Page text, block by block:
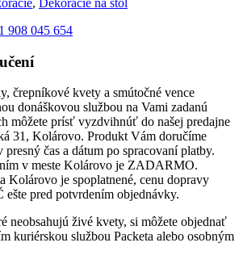
908 045 654
črepníkové kvety a smútočné vence
donáškovou službou na Vami zadanú
môžete prísť vyzdvihnúť do našej predajne
31, Kolárovo. Produkt Vám doručíme
čas a dátum po spracovaní platby.
v meste Kolárovo je ZADARMO.
Kolárovo je spoplatnené, cenu dopravy
ešte pred potvrdením objednávky.
neobsahujú živé kvety, si môžete objednať
kuriérskou službou Packeta alebo osobným